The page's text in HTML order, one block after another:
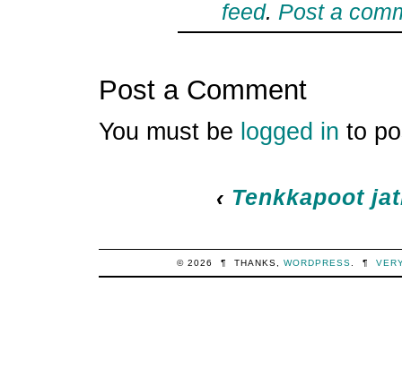
feed. Post a
Post a Comment
You must be logged in to
‹ Tenkkapoot
© 2026 ¶ THANKS, WORDPRESS ¶